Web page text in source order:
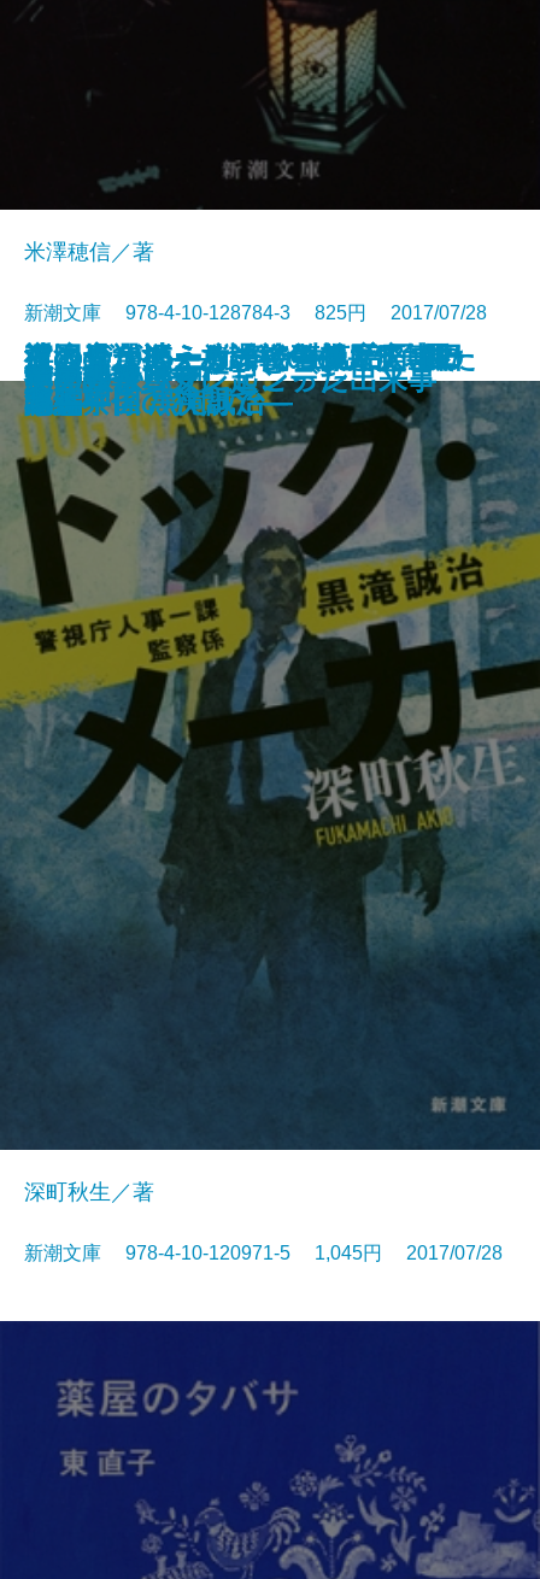
乙女の家
カエルの楽園
愛なんて嘘
黙約〔上〕
黙約〔下〕
夜と会う。―放課後の僕と廃墟の
死神―
島津戦記〔一〕
サーカスの夜に
夏の祈りは
満願
米澤穂信／著
新潮文庫 978-4-10-128784-3 825円 2017/07/28
ドッグ・メーカー―警視庁人事一
課監察係 黒滝誠治―
深町秋生／著
新潮文庫 978-4-10-120971-5 1,045円 2017/07/28
薬屋のタバサ
指の骨
祖国の選択―あの戦争の果て、日
本と中国の狭間で―
波の音が消えるまで―第1部 風
浪編―
波の音が消えるまで―第2部 雷
鳴編―
波の音が消えるまで―第3部 銀
河編―
浮浪児1945-―戦争が生んだ子供た
ち―
ある奴隷少女に起こった出来事
英国諜報員アシェンデン